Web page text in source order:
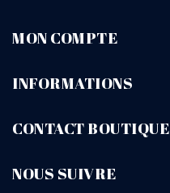
MON COMPTE
INFORMATIONS
CONTACT BOUTIQUE
NOUS SUIVRE